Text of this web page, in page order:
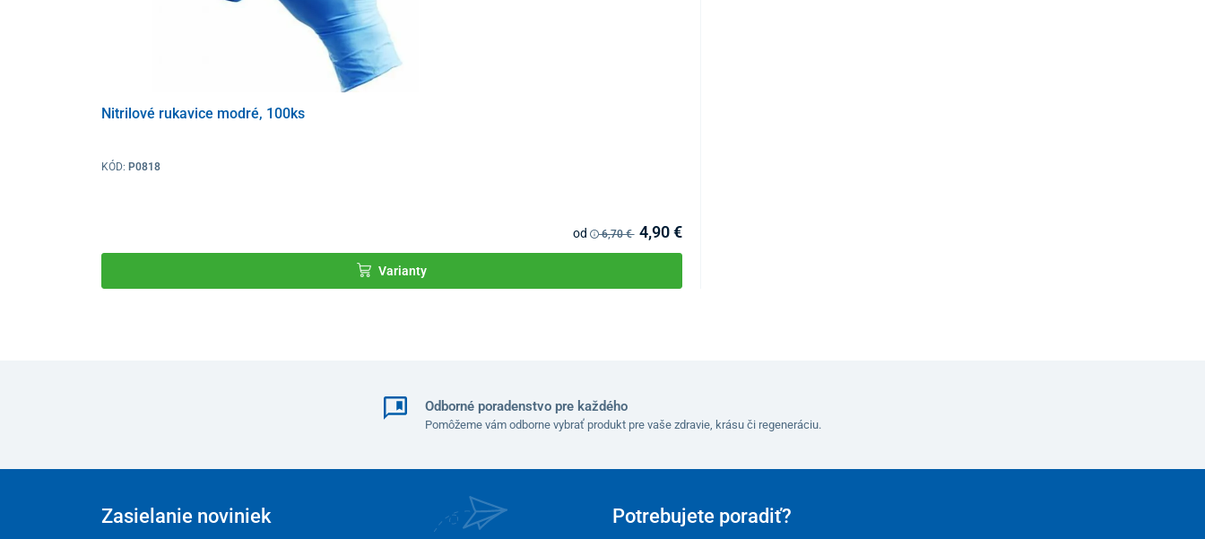
Nitrilové rukavice modré, 100ks
KÓD: P0818
od 6,70 € 4,90 €
Varianty
Odborné poradenstvo pre každého
Pomôžeme vám odborne vybrať produkt pre vaše zdravie, krásu či regeneráciu.
Potrebujete poradiť?
Zasielanie noviniek